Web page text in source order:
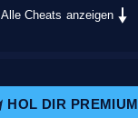
Alle Cheats anzeigen
HOL DIR PREMIUM